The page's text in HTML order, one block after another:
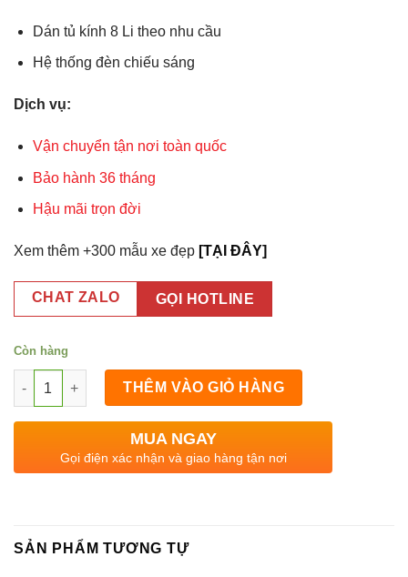
Dán tủ kính 8 Li theo nhu cầu
Hệ thống đèn chiếu sáng
Dịch vụ:
Vận chuyển tận nơi toàn quốc
Bảo hành 36 tháng
Hậu mãi trọn đời
Xem thêm +300 mẫu xe đẹp [TẠI ĐÂY]
CHAT ZALO GỌI HOTLINE
Còn hàng
Xe Trà Sữa Nhà Làm 1m4x60x1m95 số lượng
THÊM VÀO GIỎ HÀNG
MUA NGAY
Gọi điện xác nhận và giao hàng tận nơi
SẢN PHẨM TƯƠNG TỰ